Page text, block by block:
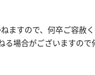
ますので、何卒ご容赦く
場合がございますので